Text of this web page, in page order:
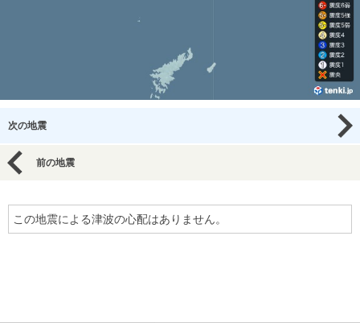
次の地震
前の地震
この地震による津波の心配はありません。